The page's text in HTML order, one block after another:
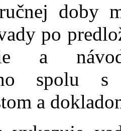
doby
po
a
spolu
a